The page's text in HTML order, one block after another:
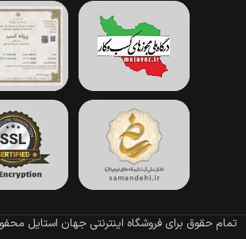
تمام حقوق برای فروشگاه اینترنتی جهان استایل